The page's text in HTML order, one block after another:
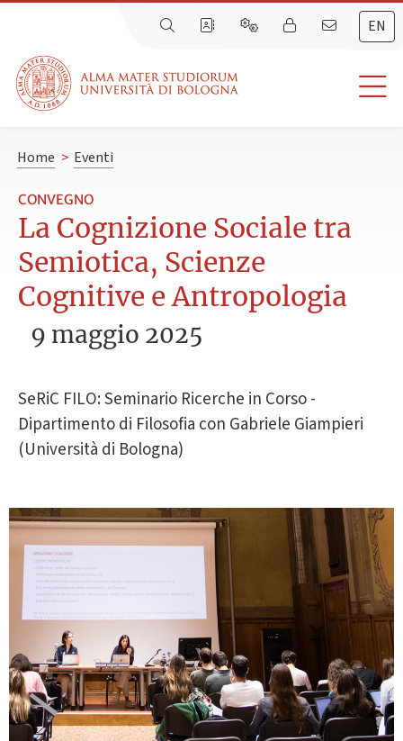
EN
Home > Eventi
CONVEGNO
La Cognizione Sociale tra
Semiotica, Scienze
Cognitive e Antropologia
9 maggio 2025
SeRiC FILO: Seminario Ricerche in Corso -
Dipartimento di Filosofia con Gabriele Giampieri
(Università di Bologna)